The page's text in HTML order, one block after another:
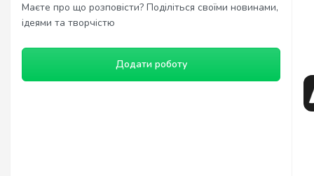
Маєте про що розповісти? Поділіться своїми новинами,
ідеями та творчістю
Додати роботу